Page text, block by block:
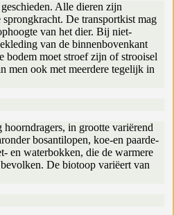
Alle dieren zijn
De transportkist mag
van het dier. Bij niet-
van de binnenbovenkant
bodem moet stroef zijn of strooisel
men ook met meerdere tegelijk in
in grootte variërend
bosantilopen, koe-en paarde-
en waterbokken, die de warmere
De biotoop variëert van